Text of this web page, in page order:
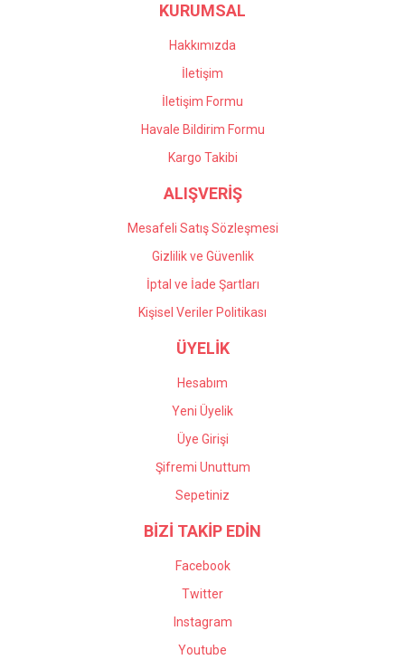
Ürün fiyatı diğer sitelerden daha pahalı.
Gönder
KURUMSAL
Hakkımızda
İletişim
İletişim Formu
Havale Bildirim Formu
Kargo Takibi
ALIŞVERİŞ
Mesafeli Satış Sözleşmesi
Gizlilik ve Güvenlik
İptal ve İade Şartları
Kişisel Veriler Politikası
ÜYELİK
Hesabım
Yeni Üyelik
Üye Girişi
Şifremi Unuttum
Sepetiniz
BİZİ TAKİP EDİN
Facebook
Twitter
Instagram
Youtube